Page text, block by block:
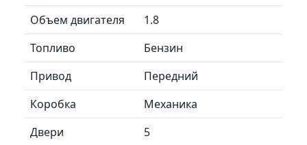
Объем двигателя
1.8
Топливо
Бензин
Привод
Передний
Коробка
Механика
Двери
5